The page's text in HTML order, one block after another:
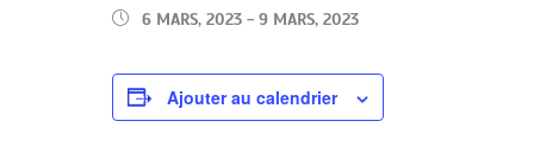
6 MARS, 2023 - 9 MARS, 2023
Ajouter au calendrier